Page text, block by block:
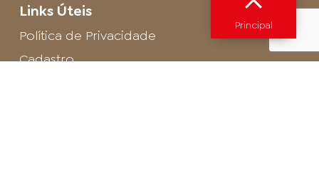
Links Úteis
Política de Privacidade
Cadastro
Principal